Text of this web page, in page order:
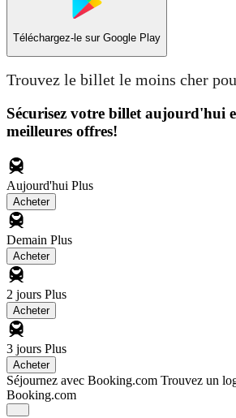
Téléchargez-le sur Google Play
Trouvez le billet le moins cher
Sécurisez votre billet aujourd'hui
meilleures offres!
Aujourd'hui Plus
Acheter
Demain Plus
Acheter
2 jours Plus
Acheter
3 jours Plus
Acheter
Séjournez avec Booking.com Trouvez un
Booking.com